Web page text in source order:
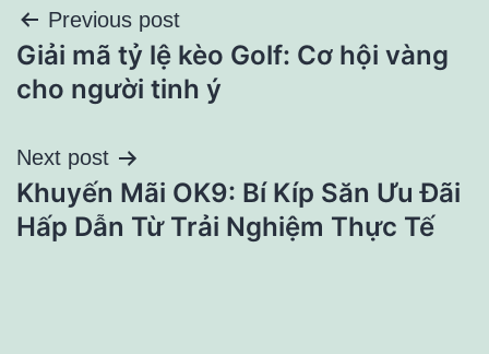
Điều
hướng
viết
Previous post
Giải mã tỷ lệ kèo Golf: Cơ hội vàng
cho người tinh ý
Next post
Khuyến Mãi OK9: Bí Kíp Săn Ưu Đãi
Hấp Dẫn Từ Trải Nghiệm Thực Tế